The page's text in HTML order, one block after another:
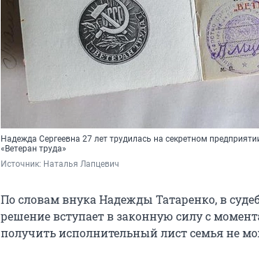
Надежда Сергеевна 27 лет трудилась на секретном
«Ветеран труда»
Источник: Наталья Лапцевич
По словам внука Надежды Татаренко, в
решение вступает в законную силу с
получить исполнительный лист семья не